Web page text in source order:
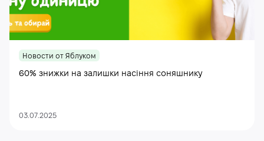
Новости от Яблуком
60% знижки на залишки насіння соняшнику
03.07.2025